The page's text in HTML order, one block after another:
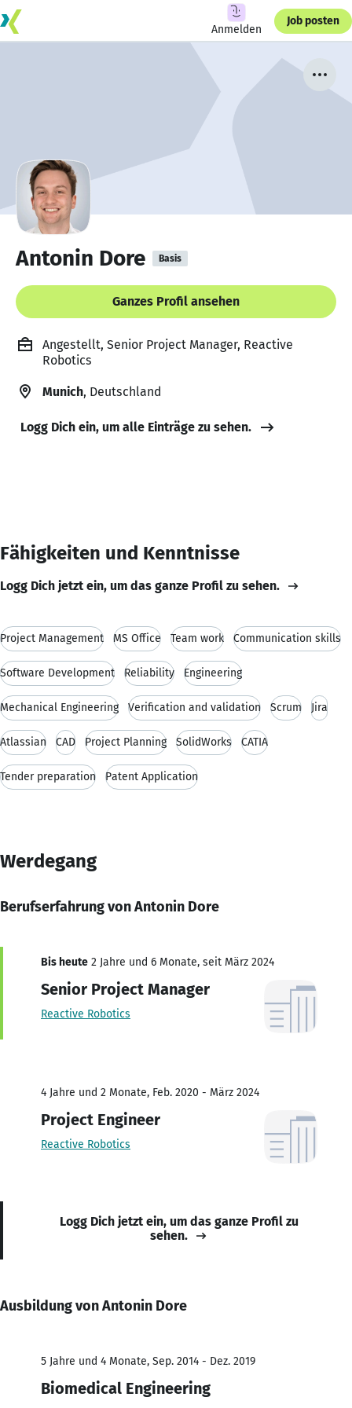
Anmelden
Job posten
Antonin Dore Basis
Ganzes Profil ansehen
Angestellt, Senior Project Manager, Reactive
Robotics
Munich, Deutschland
Logg Dich ein, um alle Einträge zu sehen.
Fähigkeiten und Kenntnisse
Logg Dich jetzt ein, um das ganze Profil zu sehen.
Project Management MS Office Team work Communication skills
Software Development Reliability Engineering
Mechanical Engineering Verification and validation Scrum Jira
Atlassian CAD Project Planning SolidWorks CATIA
Tender preparation Patent Application
Werdegang
Berufserfahrung von Antonin Dore
Bis heute 2 Jahre und 6 Monate, seit März 2024
Senior Project Manager
Reactive Robotics
4 Jahre und 2 Monate, Feb. 2020 - März 2024
Project Engineer
Reactive Robotics
Logg Dich jetzt ein, um das ganze Profil zu
sehen.
Ausbildung von Antonin Dore
5 Jahre und 4 Monate, Sep. 2014 - Dez. 2019
Biomedical Engineering